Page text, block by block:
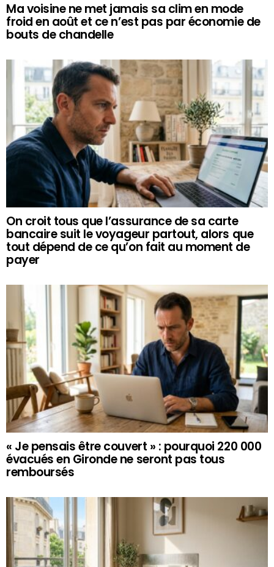
Ma voisine ne met jamais sa clim en mode
froid en août et ce n’est pas par économie de
bouts de chandelle
On croit tous que l’assurance de sa carte
bancaire suit le voyageur partout, alors que
tout dépend de ce qu’on fait au moment de
payer
« Je pensais être couvert » : pourquoi 220 000
évacués en Gironde ne seront pas tous
remboursés